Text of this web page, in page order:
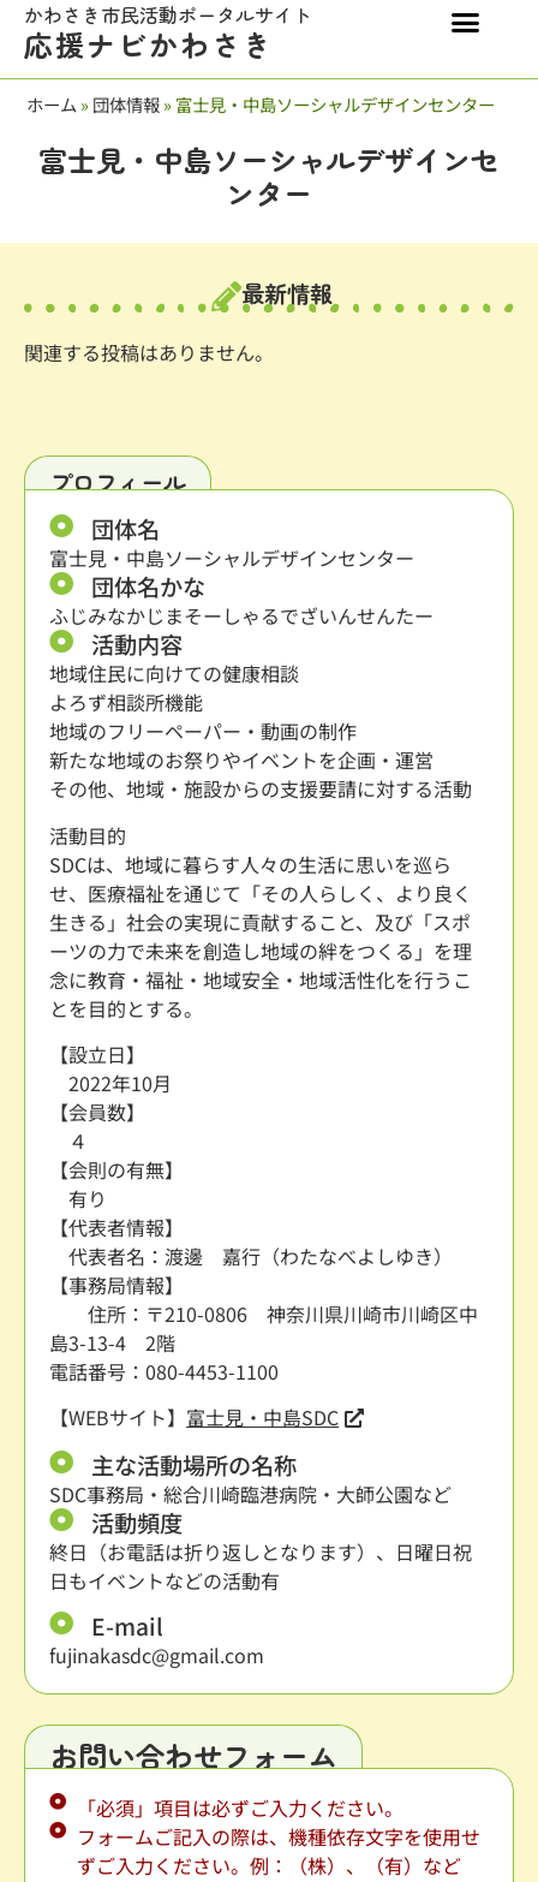
かわさき市民活動ポータルサイト
応援ナビかわさき
ホーム »団体情報»富士見・中島ソーシャルデザインセンター
富士見・中島ソーシャルデザインセ
ンター
最新情報
関連する投稿はありません。
プロフィール
団体名
富士見・中島ソーシャルデザインセンター
団体名かな
ふじみなかじまそーしゃるでざいんせんたー
活動内容
地域住民に向けての健康相談
よろず相談所機能
地域のフリーペーパー・動画の制作
新たな地域のお祭りやイベントを企画・運営
その他、地域・施設からの支援要請に対する活動
活動目的
SDCは、地域に暮らす人々の生活に思いを巡ら
せ、医療福祉を通じて「その人らしく、より良く
生きる」社会の実現に貢献すること、及び「スポ
ーツの力で未来を創造し地域の絆をつくる」を理
念に教育・福祉・地域安全・地域活性化を行うこ
とを目的とする。
【設立日】
2022年10月
【会員数】
４
【会則の有無】
有り
【代表者情報】
代表者名：渡邊 嘉行（わたなべよしゆき）
【事務局情報】
住所：〒210-0806 神奈川県川崎市川崎区中
島3-13-4 2階
電話番号：080-4453-1100
【WEBサイト】 富士見・中島SDC
主な活動場所の名称
SDC事務局・総合川崎臨港病院・大師公園など
活動頻度
終日（お電話は折り返しとなります）、日曜日祝
日もイベントなどの活動有
E-mail
fujinakasdc@gmail.com
お問い合わせフォーム
「必須」項目は必ずご入力ください。
フォームご記入の際は、機種依存文字を使用せ
ずご入力ください。例：（株）、（有）など